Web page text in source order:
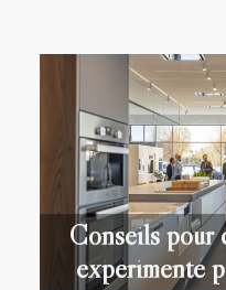
Conseils pour
expérimenté